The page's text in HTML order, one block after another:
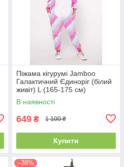
Піжама кігурумі Jamboo
Галактичний Єдиноріг (білий
живіт) L (165-175 см)
В наявності
649 ₴ 1 100 ₴
Купити
–38%